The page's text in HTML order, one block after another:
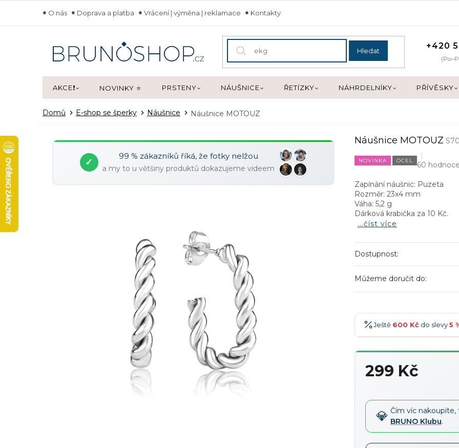
obsah
O nás Doprava a platba Vrácení | výměna | reklamace Kontakty
Hledat +420
AKCE❗ NOVINKY ⭐ PRSTENY NÁUŠNICE ŘETÍZKY NÁHRDELNÍKY PŘÍVĚSKY
Domů E-shop se šperky Náušnice Náušnice MOTOUZ
✓
99 % zákazníků říká, že fotky nelžou
a my to u většiny produktů dokazujeme videem
Náušnice MOTOUZ
NOVINKA OCEL 60
Zapínání náušnic: Puzeta
Rozměr: 23x4 mm
Váha: 5,2 g
Dárková krabička za 10 Kč.
...číst více
Dostupnost:
Můžeme doručit do:
Ještě 600 Kč do slevy5
900 Kč → -7 %
1 500 Kč -15 %
299 Kč
Čím víc
BRUNO Klubu.